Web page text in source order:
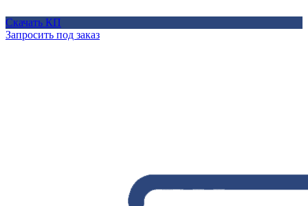
Скачать КП
Запросить под заказ